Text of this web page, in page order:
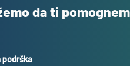
da ti
podrška